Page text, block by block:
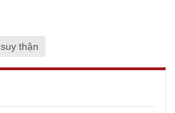
suy thận